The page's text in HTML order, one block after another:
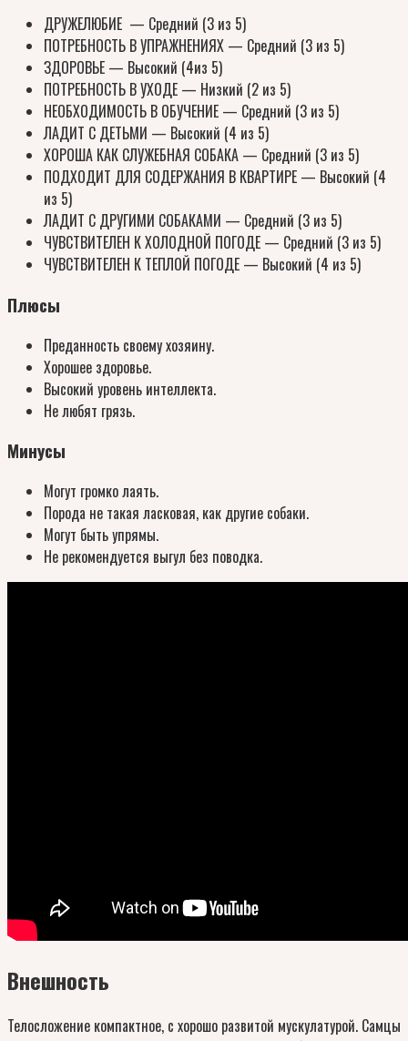
ДРУЖЕЛЮБИЕ — Средний (3 из 5)
ПОТРЕБНОСТЬ В УПРАЖНЕНИЯХ — Средний (3 из 5)
ЗДОРОВЬЕ — Высокий (4из 5)
ПОТРЕБНОСТЬ В УХОДЕ — Низкий (2 из 5)
НЕОБХОДИМОСТЬ В ОБУЧЕНИЕ — Средний (3 из 5)
ЛАДИТ С ДЕТЬМИ — Высокий (4 из 5)
ХОРОША КАК СЛУЖЕБНАЯ СОБАКА — Средний (3 из 5)
ПОДХОДИТ ДЛЯ СОДЕРЖАНИЯ В КВАРТИРЕ — Высокий (4
из 5)
ЛАДИТ С ДРУГИМИ СОБАКАМИ — Средний (3 из 5)
ЧУВСТВИТЕЛЕН К ХОЛОДНОЙ ПОГОДЕ — Средний (3 из 5)
ЧУВСТВИТЕЛЕН К ТЕПЛОЙ ПОГОДЕ — Высокий (4 из 5)
Плюсы
Преданность своему хозяину.
Хорошее здоровье.
Высокий уровень интеллекта.
Не любят грязь.
Минусы
Могут громко лаять.
Порода не такая ласковая, как другие собаки.
Могут быть упрямы.
Не рекомендуется выгул без поводка.
Внешность
Телосложение компактное, с хорошо развитой мускулатурой. Самцы